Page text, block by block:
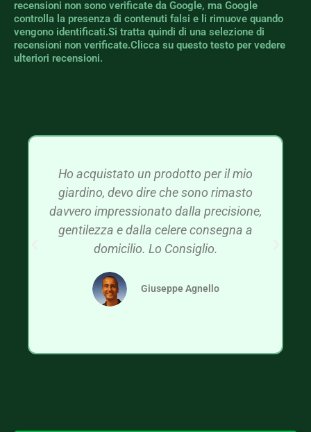
recensioni non sono verificate da Google, ma Google
controlla la presenza di contenuti falsi e li rimuove quando
vengono identificati.Si tratta quindi di una selezione di
recensioni non verificate.Clicca su questo testo per vedere
ulteriori recensioni.
Ho acquistato un prodotto per il mio
giardino, devo dire che sono rimasto
davvero impressionato dalla precisione,
gentilezza e dalla celere consegna a
domicilio. Lo Consiglio.
Giuseppe Agnello